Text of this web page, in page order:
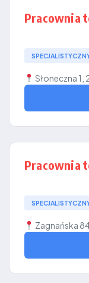
Pracownia
Słoneczna 1,
Pracownia
Zagnańska